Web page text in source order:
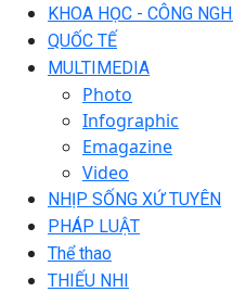
KHOA HỌC - CÔNG
QUỐC TẾ
MULTIMEDIA
Photo
Infographic
Emagazine
Video
NHỊP SỐNG XỨ TUYÊN
PHÁP LUẬT
Thể thao
THIẾU NHI